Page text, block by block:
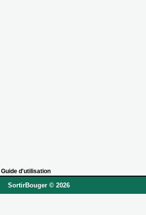
Guide d'utilisation
SortirBouger © 2026